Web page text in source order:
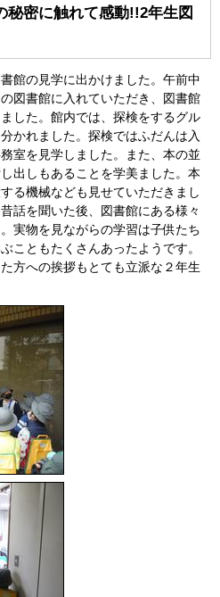
密に触れて感動!!2年生図
館の見学に出かけました。午前中
図書館に入れていただき、図書館
した。館内では、探検をするグル
かれました。探検ではふだんは入
室を見学しました。また、本の並
出しもあることを学美ました。本
る機械なども見せていただきまし
話を聞いた後、図書館にある様々
実物を見ながらの学習は子供たち
こともたくさんあったようです。
方への挨拶もとても立派な２年生